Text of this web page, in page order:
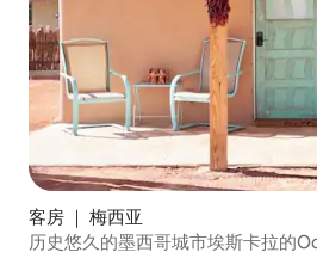
客房 ｜ 梅西亚
历史悠久的墨西哥城市埃斯卡拉的